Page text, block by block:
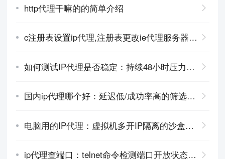
http代理干嘛的的简单介绍
c注册表设置ip代理,注册表更改ie代理服务器设置
如何测试IP代理是否稳定：持续48小时压力测试报告
国内ip代理哪个好：延迟低/成功率高的筛选方法
电脑用的IP代理：虚拟机多开IP隔离的沙盒方案
ip代理查端口：telnet命令检测端口开放状态教程